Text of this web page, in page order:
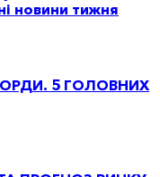
новини тижня
5 ГОЛОВНИХ